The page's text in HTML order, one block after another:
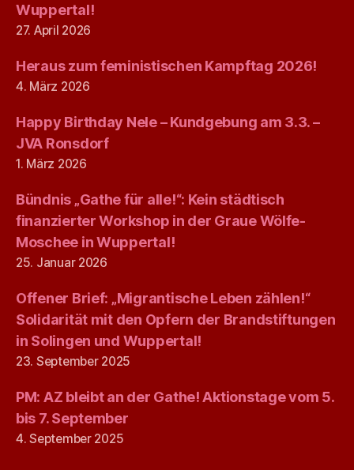
Wuppertal!
27. April 2026
Heraus zum feministischen Kampftag 2026!
4. März 2026
Happy Birthday Nele – Kundgebung am 3.3. –
JVA Ronsdorf
1. März 2026
Bündnis „Gathe für alle!“: Kein städtisch
finanzierter Workshop in der Graue Wölfe-
Moschee in Wuppertal!
25. Januar 2026
Offener Brief: „Migrantische Leben zählen!“
Solidarität mit den Opfern der Brandstiftungen
in Solingen und Wuppertal!
23. September 2025
PM: AZ bleibt an der Gathe! Aktionstage vom 5.
bis 7. September
4. September 2025